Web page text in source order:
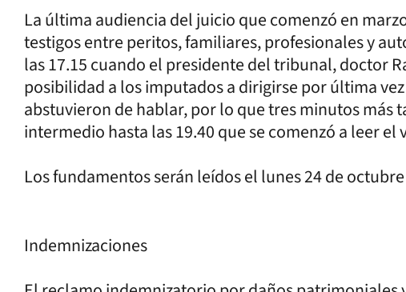
La última audiencia del juicio que comenzó en
testigos entre peritos, familiares, profesionales y
las 17.15 cuando el presidente del tribunal, doctor
posibilidad a los imputados a dirigirse por última
abstuvieron de hablar, por lo que tres minutos más
intermedio hasta las 19.40 que se comenzó a leer el
Los fundamentos serán leídos el lunes 24 de octubre
Indemnizaciones